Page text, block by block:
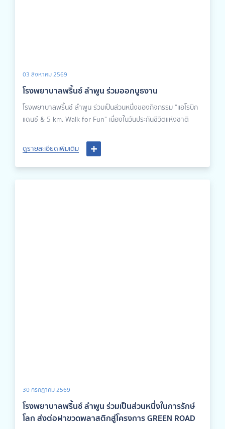
03 สิงหาคม 2569
โรงพยาบาลพริ้นซ์ ลำพูน ร่วมออกบูธงาน
โรงพยาบาลพริ้นซ์ ลำพูน ร่วมเป็นส่วนหนึ่งของกิจกรรม "แอโรบิก
แดนซ์ & 5 km. Walk for Fun" เนื่องในวันประกันชีวิตแห่งชาติ
ดูรายละเอียดเพิ่มเติม
30 กรกฎาคม 2569
โรงพยาบาลพริ้นซ์ ลำพูน ร่วมเป็นส่วนหนึ่งในการรักษ์
โลก ส่งต่อฝาขวดพลาสติกสู่โครงการ GREEN ROAD